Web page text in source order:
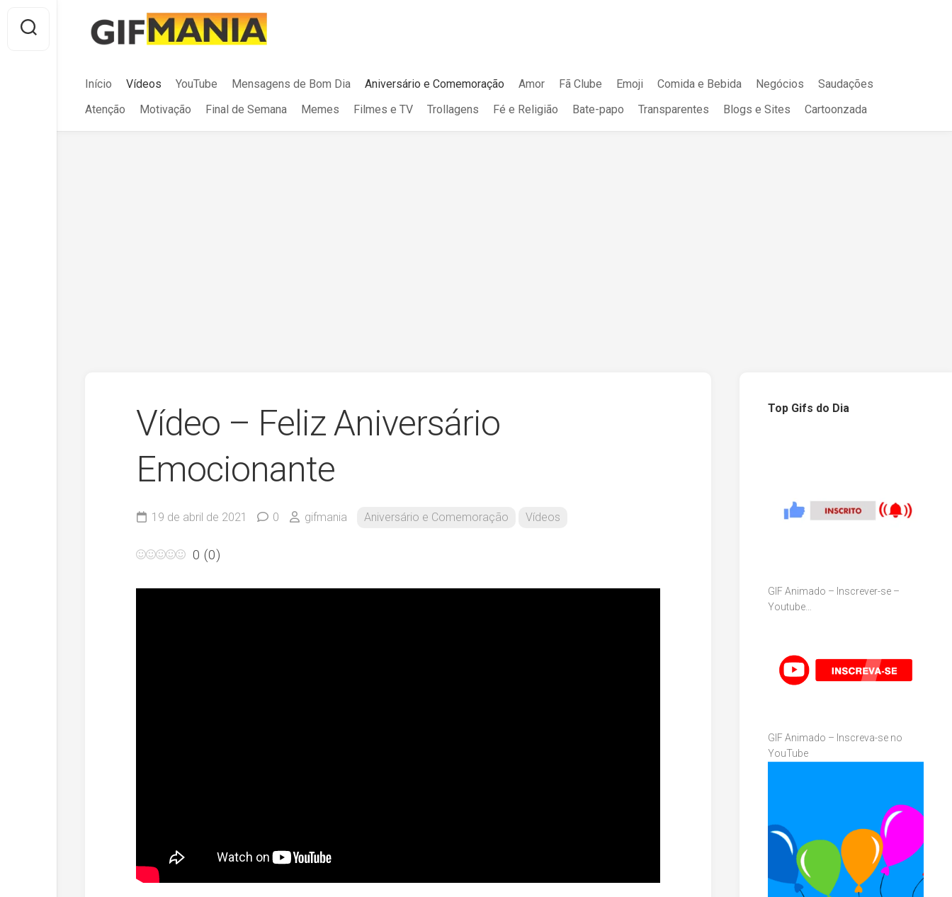
content
Início Vídeos YouTube Mensagens de Bom Dia Aniversário e Comemoração Amor Fã Clube Emoji Comida e Bebida Negócios
Saudações
Atenção
Motivação Final de Semana Memes Filmes e TV Trollagens Fé e Religião Bate-papo Transparentes Blogs e Sites Cartoonzada
Vídeo – Feliz Aniversário
Emocionante
19 de abril de 2021 0 gifmania Aniversário e Comemoração Vídeos
0 (0)
Top Gifs do Dia
GIF Animado – Inscrever-se –
Youtube…
GIF Animado – Inscreva-se no
YouTube